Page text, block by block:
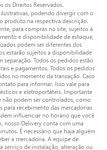
os Direitos Reservados.
podendo divergir com o
produto na respectiva descrição.
para compras no site, sujeitos à
e disponibilidade de estoque,
podem ser diferentes dos
estarão sujeitos a disponibilidade
Todos os pedidos estão
e pagamentos. Todos os pedidos
no momento da transação. Caso
para informar. Isso vale para
e eletroportáteis. Importante
podem ser controlados, como
para recebimento das mercadorias
influenciar no horário que você
nosso Delivery conta com uma
É necessário que haja alguém
a mercadoria. A equipe de
serviço de instalação, alteração ou